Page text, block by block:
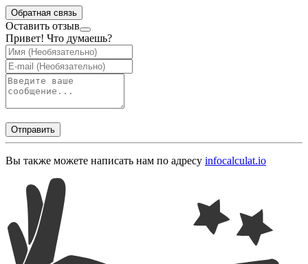
Обратная связь
Оставить отзыв
Привет! Что думаешь?
Отправить
Вы также можете написать нам по адресу infocalculat.io